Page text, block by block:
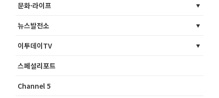
문화·라이프
뉴스발전소
이투데이TV
스페셜리포트
Channel 5